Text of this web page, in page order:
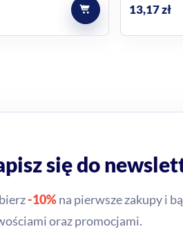
13,17zł
się do
-10%na pierwsze zakupy i
oraz promocjami.